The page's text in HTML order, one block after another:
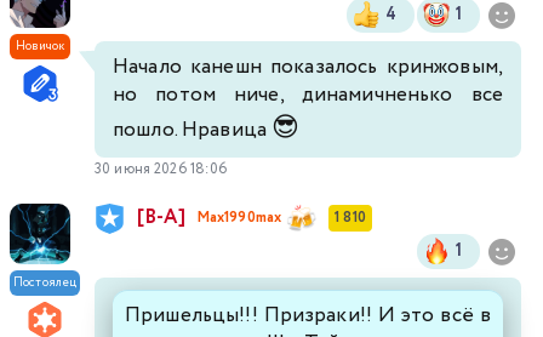
Новичок
4 1
Начало канешн показалось кринжовым,
но потом ниче, динамичненько все
пошло. Нравица 😎
30 июня 2026 18:06
Постоялец
[В-А] Max1990max 1 810
1
Пришельцы!!! Призраки!! И это всё в